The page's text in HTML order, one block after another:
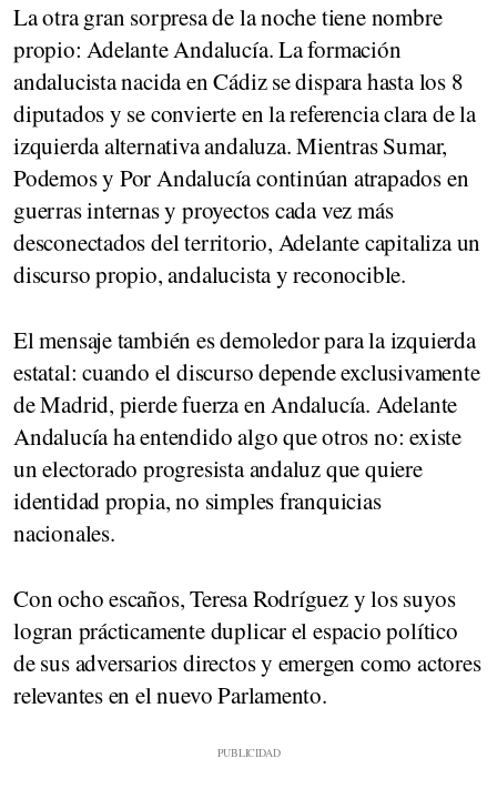
La otra gran sorpresa de la noche tiene nombre
propio: Adelante Andalucía. La formación
andalucista nacida en Cádiz se dispara hasta los 8
diputados y se convierte en la referencia clara de la
izquierda alternativa andaluza. Mientras Sumar,
Podemos y Por Andalucía continúan atrapados en
guerras internas y proyectos cada vez más
desconectados del territorio, Adelante capitaliza un
discurso propio, andalucista y reconocible.
El mensaje también es demoledor para la izquierda
estatal: cuando el discurso depende exclusivamente
de Madrid, pierde fuerza en Andalucía. Adelante
Andalucía ha entendido algo que otros no: existe
un electorado progresista andaluz que quiere
identidad propia, no simples franquicias
nacionales.
Con ocho escaños, Teresa Rodríguez y los suyos
logran prácticamente duplicar el espacio político
de sus adversarios directos y emergen como actores
relevantes en el nuevo Parlamento.